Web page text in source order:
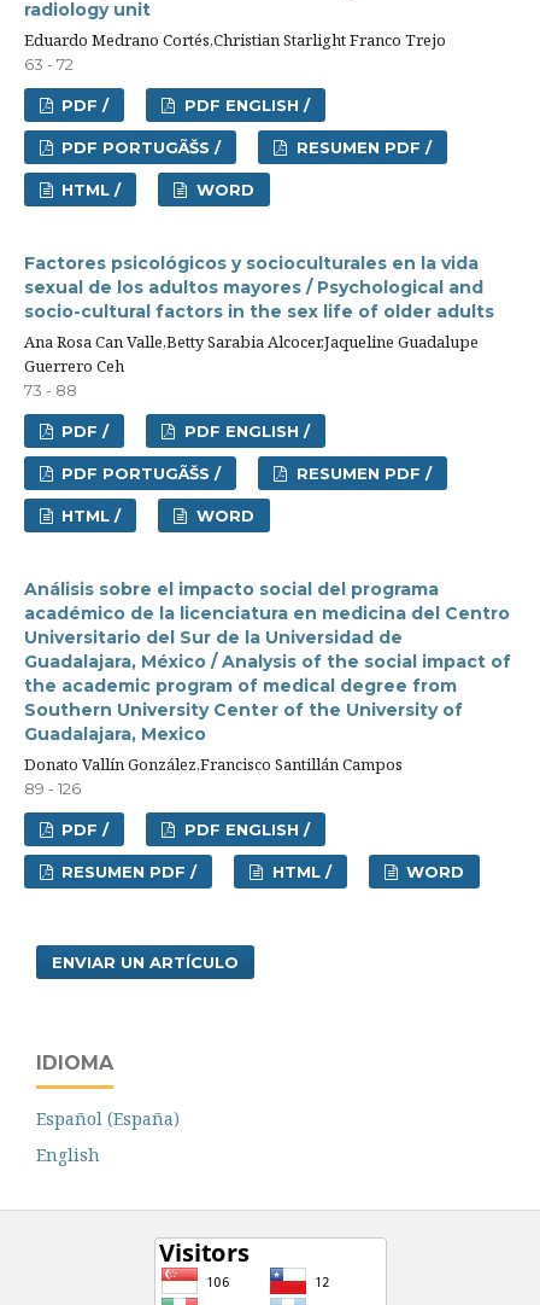
radiology unit
Eduardo Medrano Cortés,Christian Starlight Franco Trejo
63 - 72
PDF / PDF ENGLISH /
PDF PORTUGÃŠS / RESUMEN PDF /
HTML / WORD
Factores psicológicos y socioculturales en la vida
sexual de los adultos mayores / Psychological and
socio-cultural factors in the sex life of older adults
Ana Rosa Can Valle,Betty Sarabia Alcocer,Jaqueline Guadalupe
Guerrero Ceh
73 - 88
PDF / PDF ENGLISH /
PDF PORTUGÃŠS / RESUMEN PDF /
HTML / WORD
Análisis sobre el impacto social del programa
académico de la licenciatura en medicina del Centro
Universitario del Sur de la Universidad de
Guadalajara, México / Analysis of the social impact of
the academic program of medical degree from
Southern University Center of the University of
Guadalajara, Mexico
Donato Vallín González,Francisco Santillán Campos
89 - 126
PDF / PDF ENGLISH /
RESUMEN PDF / HTML / WORD
ENVIAR UN ARTÍCULO
IDIOMA
Español (España)
English